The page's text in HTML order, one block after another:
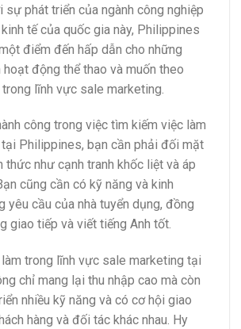
sự phát triển của ngành công nghiệp
tế của quốc gia này, Philippines
điểm đến hấp dẫn cho những
động thể thao và muốn theo
lĩnh vực sale marketing.
công trong việc tìm kiếm việc làm
Philippines, bạn cần phải đối mặt
thức như cạnh tranh khốc liệt và áp
cũng cần có kỹ năng và kinh
yêu cầu của nhà tuyển dụng, đồng
giao tiếp và viết tiếng Anh tốt.
trong lĩnh vực sale marketing tại
chỉ mang lại thu nhập cao mà còn
nhiều kỹ năng và có cơ hội giao
hàng và đối tác khác nhau. Hy